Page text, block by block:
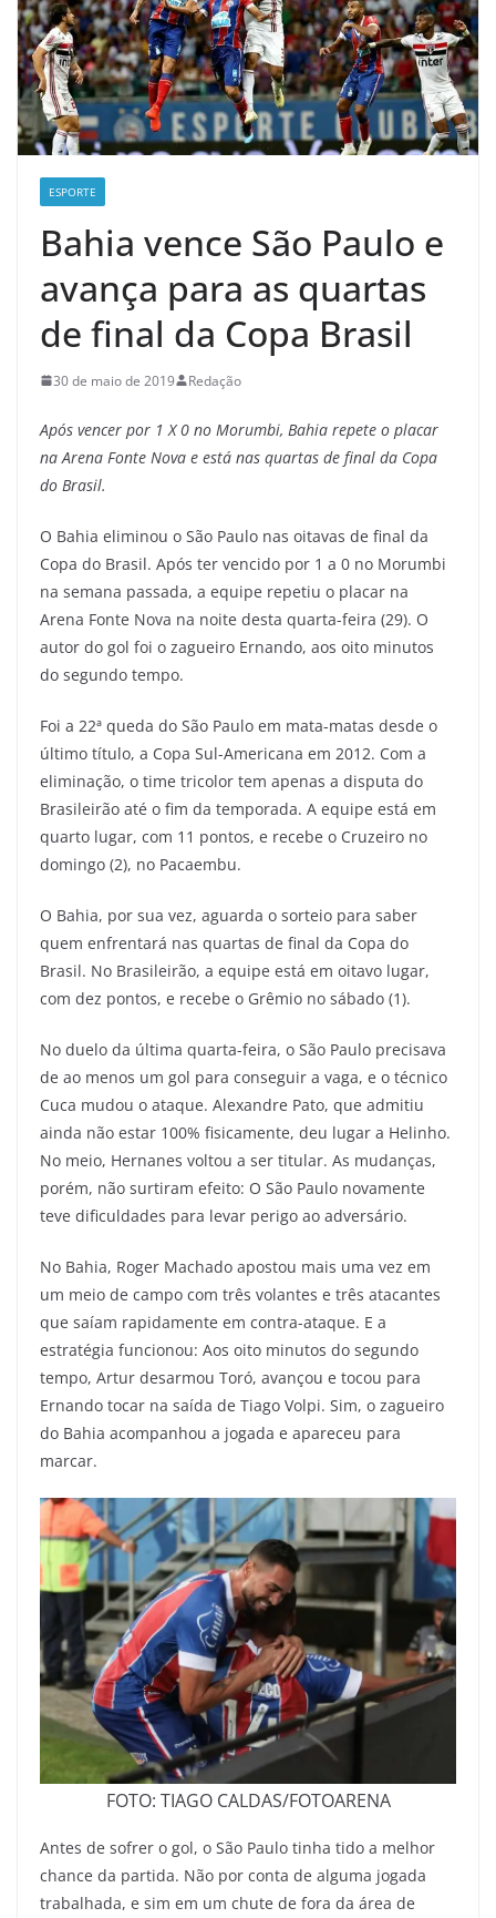
ESPORTE
Bahia vence São Paulo e
avança para as quartas
de final da Copa Brasil
30 de maio de 2019 Redação
Após vencer por 1 X 0 no Morumbi, Bahia repete o placar
na Arena Fonte Nova e está nas quartas de final da Copa
do Brasil.
O Bahia eliminou o São Paulo nas oitavas de final da
Copa do Brasil. Após ter vencido por 1 a 0 no Morumbi
na semana passada, a equipe repetiu o placar na
Arena Fonte Nova na noite desta quarta-feira (29). O
autor do gol foi o zagueiro Ernando, aos oito minutos
do segundo tempo.
Foi a 22ª queda do São Paulo em mata-matas desde o
último título, a Copa Sul-Americana em 2012. Com a
eliminação, o time tricolor tem apenas a disputa do
Brasileirão até o fim da temporada. A equipe está em
quarto lugar, com 11 pontos, e recebe o Cruzeiro no
domingo (2), no Pacaembu.
O Bahia, por sua vez, aguarda o sorteio para saber
quem enfrentará nas quartas de final da Copa do
Brasil. No Brasileirão, a equipe está em oitavo lugar,
com dez pontos, e recebe o Grêmio no sábado (1).
No duelo da última quarta-feira, o São Paulo precisava
de ao menos um gol para conseguir a vaga, e o técnico
Cuca mudou o ataque. Alexandre Pato, que admitiu
ainda não estar 100% fisicamente, deu lugar a Helinho.
No meio, Hernanes voltou a ser titular. As mudanças,
porém, não surtiram efeito: O São Paulo novamente
teve dificuldades para levar perigo ao adversário.
No Bahia, Roger Machado apostou mais uma vez em
um meio de campo com três volantes e três atacantes
que saíam rapidamente em contra-ataque. E a
estratégia funcionou: Aos oito minutos do segundo
tempo, Artur desarmou Toró, avançou e tocou para
Ernando tocar na saída de Tiago Volpi. Sim, o zagueiro
do Bahia acompanhou a jogada e apareceu para
marcar.
FOTO: TIAGO CALDAS/FOTOARENA
Antes de sofrer o gol, o São Paulo tinha tido a melhor
chance da partida. Não por conta de alguma jogada
trabalhada, e sim em um chute de fora da área de